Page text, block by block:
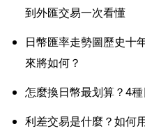
到外匯交易一次看懂
日幣匯率走勢圖歷史十
來將如何？
怎麼換日幣最划算？4
利差交易是什麼？如何